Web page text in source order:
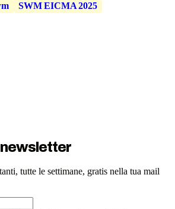
SWM EICMA 2025
tutte le settimane, gratis nella tua mail